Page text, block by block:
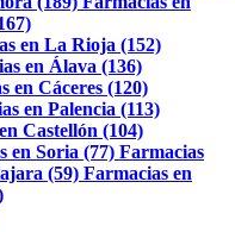
en La Rioja (152)
en Álava (136)
en Cáceres (120)
en Palencia (113)
Castellón (104)
en Soria (77) Farmacias
(59) Farmacias en